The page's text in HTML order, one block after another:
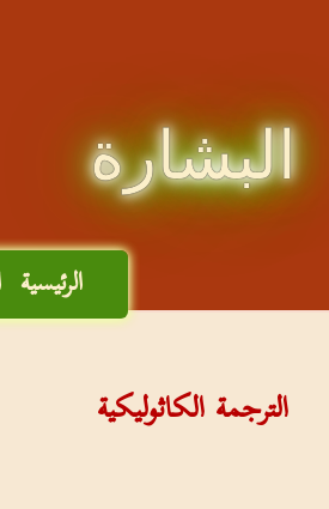
البشارة
الرئيسية
الترجمة الكاثوليكية